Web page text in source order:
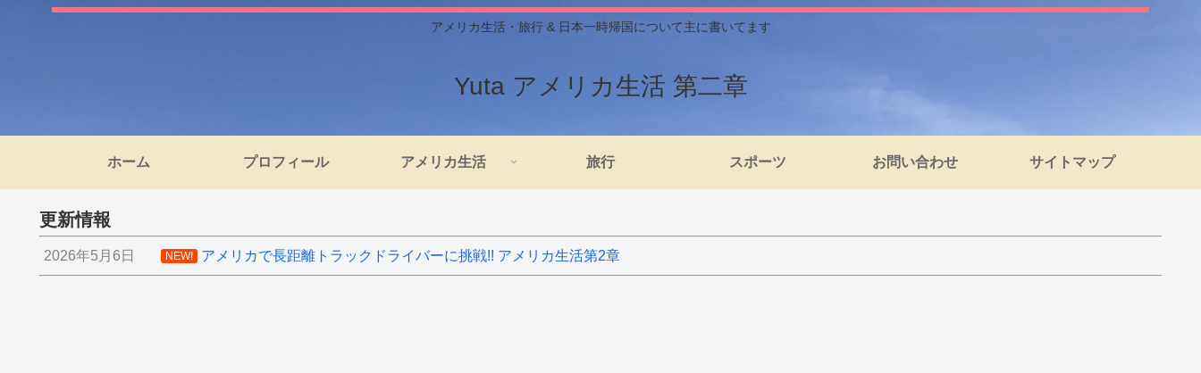
アメリカ生活・旅行 & 日本一時帰国について主に書いてます
Yuta アメリカ生活 第二章
ホーム プロフィール アメリカ生活 旅行 スポーツ お問い合わせ サイトマップ
更新情報
2026年5月6日 NEW! アメリカで長距離トラックドライバーに挑戦!! アメリカ生活第2章